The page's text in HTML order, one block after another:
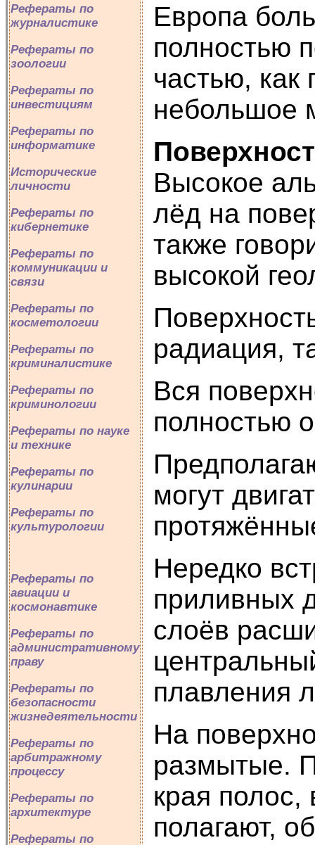
Рефераты по
журналистике
Рефераты по
зоологии
Рефераты по
инвестициям
Рефераты по
информатике
Исторические
личности
Рефераты по
кибернетике
Рефераты по
коммуникации и
связи
Рефераты по
косметологии
Рефераты по
криминалистике
Рефераты по
криминологии
Рефераты по науке
и технике
Рефераты по
кулинарии
Рефераты по
культурологии
Рефераты по
авиации и
космонавтике
Рефераты по
административному
праву
Рефераты по
безопасности
жизнедеятельности
Рефераты по
арбитражному
процессу
Рефераты по
архитектуре
Рефераты по
Европа
полностью
частью, как
небольшое
Высокое
лёд на
также
высокой
радиация,
Вся
полностью
могут
Нередко
приливных
слоёв
плавления
На
размытые.
края полос,
полагают,